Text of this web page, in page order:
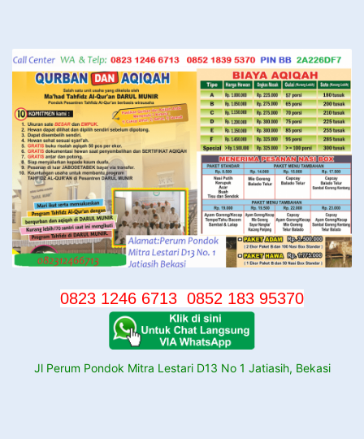
konten
0823 1246 6713 0852 183 95370
Jl Perum Pondok Mitra Lestari D13 No 1 Jatiasih, Bekasi